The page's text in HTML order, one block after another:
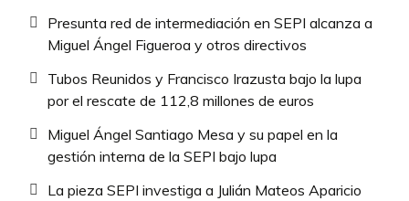
Presunta red de intermediación en SEPI alcanza a
Miguel Ángel Figueroa y otros directivos
Tubos Reunidos y Francisco Irazusta bajo la lupa
por el rescate de 112,8 millones de euros
Miguel Ángel Santiago Mesa y su papel en la
gestión interna de la SEPI bajo lupa
La pieza SEPI investiga a Julián Mateos Aparicio